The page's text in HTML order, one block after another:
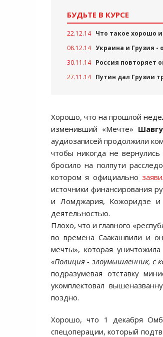
БУДЬТЕ В КУРСЕ
22.12.14 Что такое хорошо
08.12.14 Украина и Грузия -
30.11.14 Россия повторяет
27.11.14 Путин дал Грузии
Хорошо, что на прошлой
изменивший «Мечте»
аудиозаписей продолжили
чтобы никогда не
бросило на полпути
котором я официально
источники финансирования
и Ломджария, Кожоридзе и
деятельностью.
Плохо, что и главного
во времена Саакашвили и
мечты», которая
«Полиция - злоумышленник, с
подразумевая отставку
укомплектовал
поздно.
Хорошо, что 1 декабря
спецоперации, который